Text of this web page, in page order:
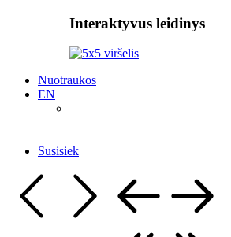
Interaktyvus leidinys
Nuotraukos
EN
Susisiek